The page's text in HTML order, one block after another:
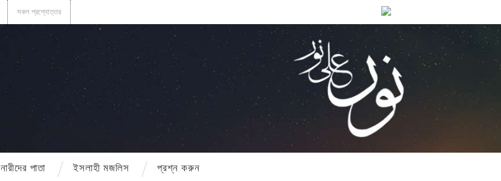
সকল প্রশ্নোত্তর
নারীদের পাতা ইসলাহী মজলিস প্রশ্ন করুন